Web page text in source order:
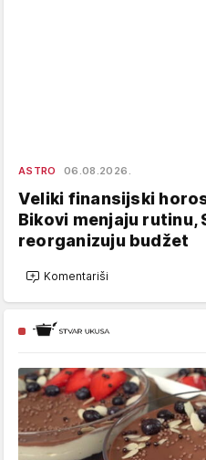
ASTRO 06.08.2026.
Veliki finansijski
Bikovi menjaju rutinu,
reorganizuju budžet
Komentariši